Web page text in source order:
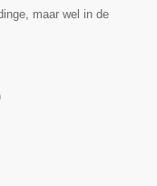
maar wel in de